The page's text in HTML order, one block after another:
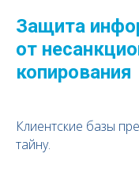
Защита
от
копирования
Клиентские базы
тайну.